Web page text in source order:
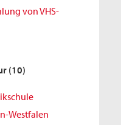
von VHS-
(10)
Westfalen